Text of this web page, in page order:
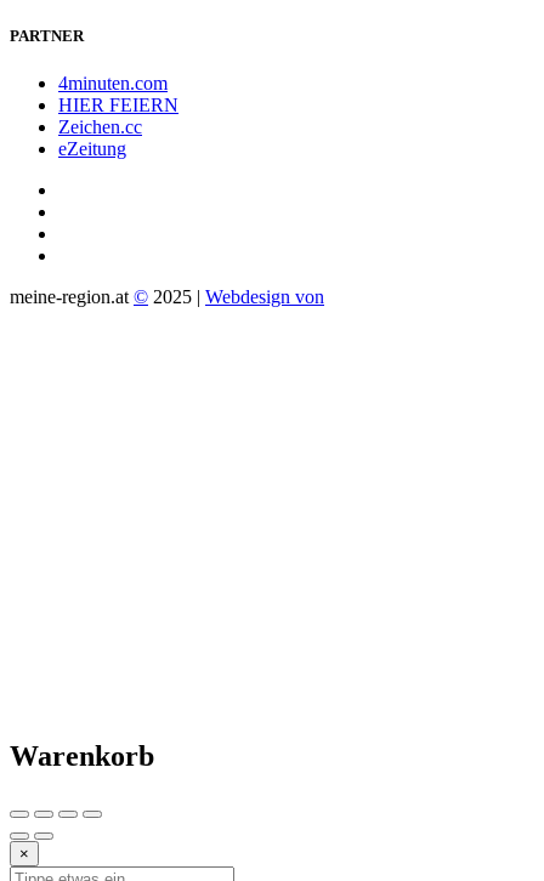
PARTNER
4minuten.com
HIER FEIERN
Zeichen.cc
eZeitung
meine-region.at © 2025 | Webdesign von
Warenkorb
×